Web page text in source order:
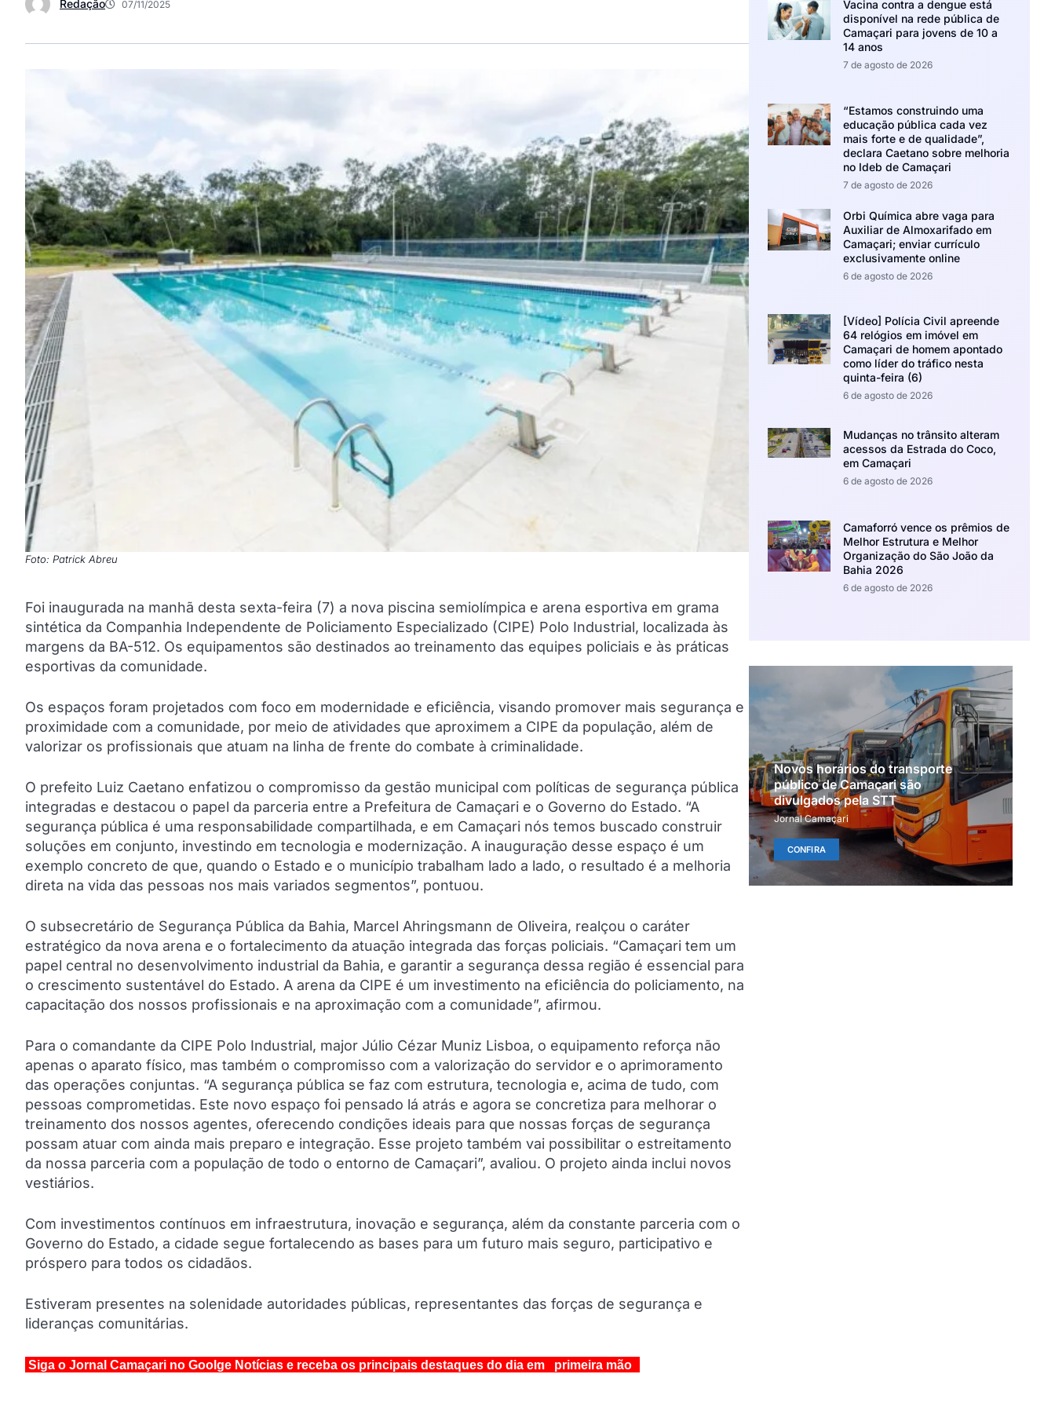
Redação 07/11/2025
Foto: Patrick Abreu
Foi inaugurada na manhã desta sexta-feira (7) a nova piscina semiolímpica e arena esportiva em grama
sintética da Companhia Independente de Policiamento Especializado (CIPE) Polo Industrial, localizada às
margens da BA-512. Os equipamentos são destinados ao treinamento das equipes policiais e às práticas
esportivas da comunidade.
Os espaços foram projetados com foco em modernidade e eficiência, visando promover mais segurança e
proximidade com a comunidade, por meio de atividades que aproximem a CIPE da população, além de
valorizar os profissionais que atuam na linha de frente do combate à criminalidade.
O prefeito Luiz Caetano enfatizou o compromisso da gestão municipal com políticas de segurança pública
integradas e destacou o papel da parceria entre a Prefeitura de Camaçari e o Governo do Estado. “A
segurança pública é uma responsabilidade compartilhada, e em Camaçari nós temos buscado construir
soluções em conjunto, investindo em tecnologia e modernização. A inauguração desse espaço é um
exemplo concreto de que, quando o Estado e o município trabalham lado a lado, o resultado é a melhoria
direta na vida das pessoas nos mais variados segmentos”, pontuou.
O subsecretário de Segurança Pública da Bahia, Marcel Ahringsmann de Oliveira, realçou o caráter
estratégico da nova arena e o fortalecimento da atuação integrada das forças policiais. “Camaçari tem um
papel central no desenvolvimento industrial da Bahia, e garantir a segurança dessa região é essencial para
o crescimento sustentável do Estado. A arena da CIPE é um investimento na eficiência do policiamento, na
capacitação dos nossos profissionais e na aproximação com a comunidade”, afirmou.
Para o comandante da CIPE Polo Industrial, major Júlio Cézar Muniz Lisboa, o equipamento reforça não
apenas o aparato físico, mas também o compromisso com a valorização do servidor e o aprimoramento
das operações conjuntas. “A segurança pública se faz com estrutura, tecnologia e, acima de tudo, com
pessoas comprometidas. Este novo espaço foi pensado lá atrás e agora se concretiza para melhorar o
treinamento dos nossos agentes, oferecendo condições ideais para que nossas forças de segurança
possam atuar com ainda mais preparo e integração. Esse projeto também vai possibilitar o estreitamento
da nossa parceria com a população de todo o entorno de Camaçari”, avaliou. O projeto ainda inclui novos
vestiários.
Com investimentos contínuos em infraestrutura, inovação e segurança, além da constante parceria com o
Governo do Estado, a cidade segue fortalecendo as bases para um futuro mais seguro, participativo e
próspero para todos os cidadãos.
Estiveram presentes na solenidade autoridades públicas, representantes das forças de segurança e
lideranças comunitárias.
Siga o Jornal Camaçari no Goolge Notícias e receba os principais destaques do dia em primeira mão
Vacina contra a dengue está
disponível na rede pública de
Camaçari para jovens de 10 a
14 anos
7 de agosto de 2026
“Estamos construindo uma
educação pública cada vez
mais forte e de qualidade”,
declara Caetano sobre melhoria
no Ideb de Camaçari
7 de agosto de 2026
Orbi Química abre vaga para
Auxiliar de Almoxarifado em
Camaçari; enviar currículo
exclusivamente online
6 de agosto de 2026
[Vídeo] Polícia Civil apreende
64 relógios em imóvel em
Camaçari de homem apontado
como líder do tráfico nesta
quinta-feira (6)
6 de agosto de 2026
Mudanças no trânsito alteram
acessos da Estrada do Coco,
em Camaçari
6 de agosto de 2026
Camaforró vence os prêmios de
Melhor Estrutura e Melhor
Organização do São João da
Bahia 2026
6 de agosto de 2026
Novos horários do transporte
público de Camaçari são
divulgados pela STT
Jornal Camaçari
CONFIRA